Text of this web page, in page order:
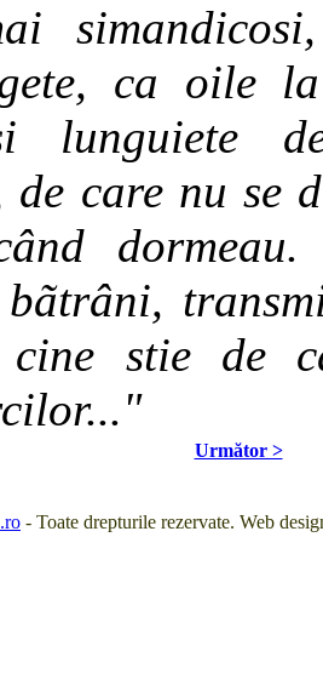
ca oile
lunguiete
care nu se
cine stie de
Următor >
- Toate drepturile rezervate. Web